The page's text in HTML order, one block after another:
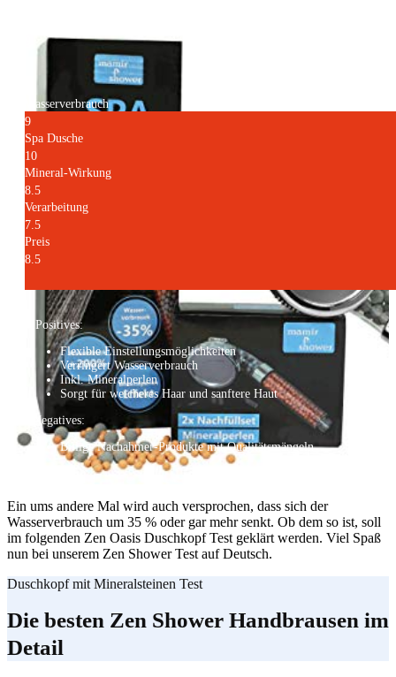
Wasserverbrauch
9
Spa Dusche
10
Mineral-Wirkung
8.5
Verarbeitung
7.5
Preis
8.5
+ Positives:
Flexible Einstellungsmöglichkeiten
Verringert Wasserverbrauch
Inkl. Mineralperlen
Sorgt für weicheres Haar und sanftere Haut
- Negatives:
Billige Nachahmer-Produkte mit Qualitätsmängeln
Ein ums andere Mal wird auch versprochen, dass sich der
Wasserverbrauch um 35 % oder gar mehr senkt. Ob dem so ist, soll
im folgenden Zen Oasis Duschkopf Test geklärt werden. Viel Spaß
nun bei unserem Zen Shower Test auf Deutsch.
Duschkopf mit Mineralsteinen Test
Die besten Zen Shower Handbrausen im
Detail